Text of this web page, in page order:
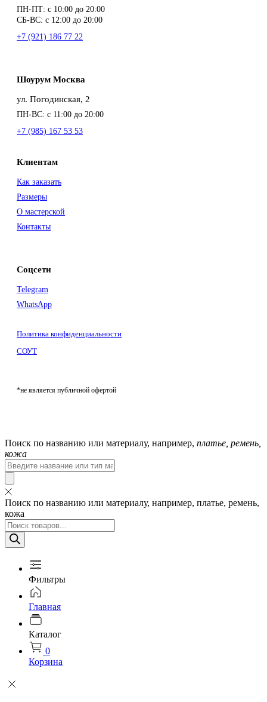
ПН-ПТ: с 10:00 до 20:00
СБ-ВС: с 12:00 до 20:00
+7 (921) 186 77 22
Шоурум Москва
ул. Погодинская, 2
ПН-ВС: с 11:00 до 20:00
+7 (985) 167 53 53
Клиентам
Как заказать
Размеры
О мастерской
Контакты
Соцсети
Telegram
WhatsApp
Политика конфиденциальности
СОУТ
*не является публичной офертой
Поиск по названию или материалу, например, платье, ремень,
кожа
Поиск:
Поиск по названию или материалу, например, платье, ремень,
кожа
Поиск
товаров
Фильтры
Главная
Каталог
0
Корзина